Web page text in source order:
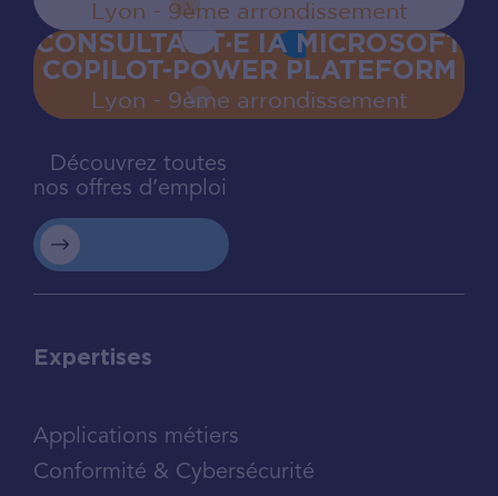
Lyon - 9ème arrondissement
CONSULTANT·E IA MICROSOFT
COPILOT-POWER PLATEFORM
Lyon - 9ème arrondissement
Découvrez toutes
nos offres d’emploi
Expertises
Applications métiers
Conformité & Cybersécurité